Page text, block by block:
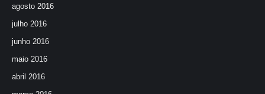
agosto 2016
julho 2016
junho 2016
maio 2016
abril 2016